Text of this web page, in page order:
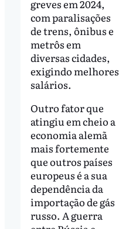
greves em 2024,
com paralisações
de trens, ônibus e
metrôs em
diversas cidades,
exigindo melhores
salários.
Outro fator que
atingiu em cheio a
economia alemã
mais fortemente
que outros países
europeus é a sua
dependência da
importação de gás
russo. A guerra